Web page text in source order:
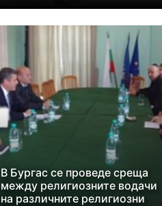
В Бургас се проведе среща
между религиозните водачи
на различните религиозни